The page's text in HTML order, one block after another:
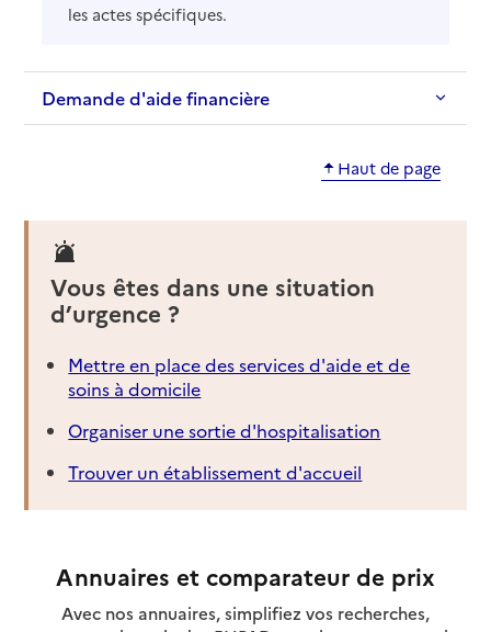
les actes spécifiques.
Demande d'aide financière
Haut de page
Vous êtes dans une situation
d’urgence ?
Mettre en place des services d'aide et de
soins à domicile
Organiser une sortie d'hospitalisation
Trouver un établissement d'accueil
Annuaires et comparateur de prix
Avec nos annuaires, simplifiez vos recherches,